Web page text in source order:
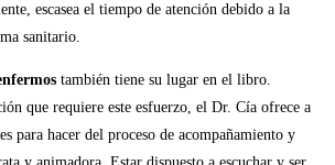
escasea el tiempo de atención debido a la
sanitario.
también tiene su lugar en el libro.
que requiere este esfuerzo, el Dr. Cía ofrece a
para hacer del proceso de acompañamiento y